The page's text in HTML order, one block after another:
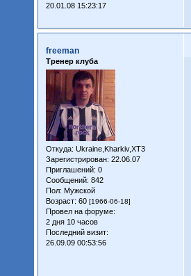
20.01.08 15:23:17
freeman
Тренер клуба
Откуда: Ukraine,Kharkiv,XT3
Зарегистрирован: 22.06.07
Приглашений: 0
Сообщений: 842
Пол: Мужской
Возраст: 60 [1966-06-18]
Провел на форуме:
2 дня 10 часов
Последний визит:
26.09.09 00:53:56